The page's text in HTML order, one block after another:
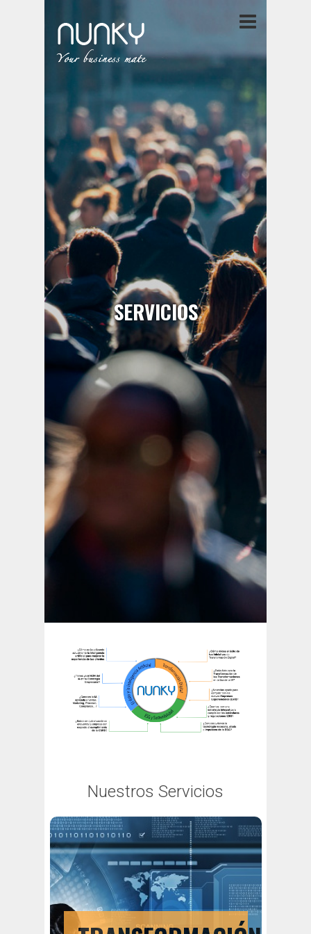
SERVICIOS
Nuestros Servicios
TRANSFORMACIÓN
DIGITAL
Para transformar la organización y la
cultura de tu empresa implantamos
metodologías ágiles, formación en el